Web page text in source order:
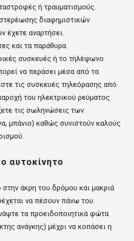
ή τραυματισμούς.
διαφημιστικών
έχετε αναρτήσει.
και τα παράθυρα.
συσκευές ή το τηλέφωνο
να περάσει μέσα από τα
τις συσκευές τηλεόρασης από
του ηλεκτρικού ρεύματος.
τις σωληνώσεις των
μπάνιο) καθώς συνιστούν καλούς
αυτοκίνητο
στην άκρη του δρόμου και μακριά
να πέσουν πάνω του.
τα προειδοποιητικά φώτα
ανάγκης) μέχρι να κοπάσει η